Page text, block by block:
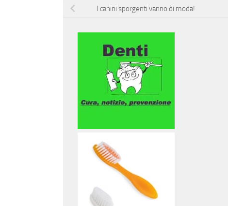
I canini sporgenti vanno di moda!